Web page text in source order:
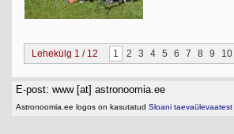
Lehekülg 1 / 12 1 2 3 4 5 6 7 8 9 10
E-post: www [at] astronoomia.ee
Astronoomia.ee logos on kasutatud Sloani taevaülevaatest